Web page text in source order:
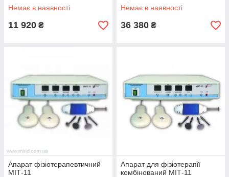
Немає в наявності
11 920 ₴
Немає в наявності
36 380 ₴
Апарат фізіотерапевтичний
МІТ-11
Апарат для фізіотерапії
комбінований МІТ-11